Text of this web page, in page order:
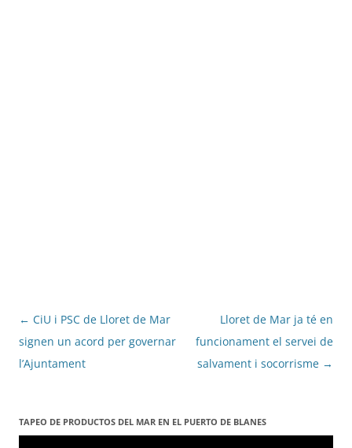
Navegació
per
les
← CiU i PSC de Lloret de Mar
signen un acord per governar
l’Ajuntament
Lloret de Mar ja té en
funcionament el servei de
salvament i socorrisme →
TAPEO DE PRODUCTOS DEL MAR EN EL PUERTO DE BLANES
Reproductor